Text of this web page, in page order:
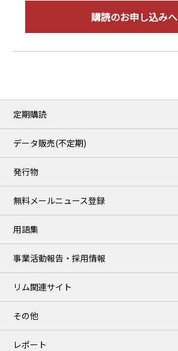
購読のお申し込みへ
定期購読
データ販売(不定期)
発行物
無料メールニュース登録
用語集
事業活動報告・採用情報
リム関連サイト
その他
レポート